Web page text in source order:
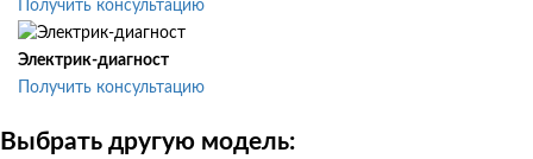
Получить консультацию
Электрик-диагност
Получить консультацию
Выбрать другую модель: